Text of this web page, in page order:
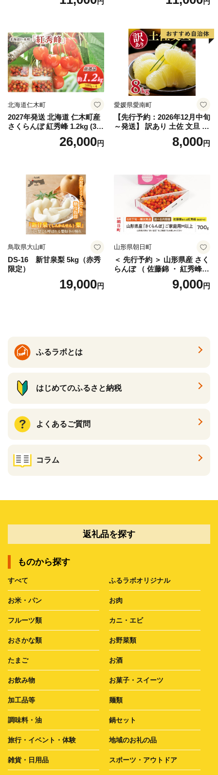
（2房～3房）※沖縄・離島配
笛吹市 山梨県 フルーツ 果物
ぶどう 葡萄 大粒 シャインマ
スカット おすすめ シャイン
マスカット 贈答 ギフト 産地
笛吹市 シャインマスカット
笛吹 葡萄 国産 ぶどう 人気
国産 1.2kg 先行｜
北海道仁木町
2027年発送 北海道 仁木町産
さくらんぼ 紅秀峰 1.2kg (300
g×4パック) Lサイズ以上 旬
桜桃 産地直送 サクランボ チ
26,000円
愛媛県愛南町
【先行予約：2026年12月中旬
～発送】 訳あり 土佐 文旦 8k
g (Mサイズ以上サイズミック
ス) 8000円 わけあり ぶんた
産 農家直送 期間限定 特産品
サイズミックス くらもとフ
ァーム 愛南町 愛媛県
8,000円
鳥取県大山町
DS-16 新甘泉梨 5kg（赤秀
限定）
19,000円
山形県朝日町
＜ 先行予約 ＞ 山形県産 さく
らんぼ （ 佐藤錦 ・ 紅秀峰
） ご家庭用 M以上 700g 【20
26年6月下旬から7月上旬発
9,000円
ふるラボとは
はじめてのふるさと納税
よくあるご質問
コラム
返礼品を探す
ものから探す
すべて ふるラボオリジナル
お米・パン お肉
フルーツ類 カニ・エビ
おさかな類 お野菜類
たまご お酒
お飲み物 お菓子・スイーツ
加工品等 麺類
調味料・油 鍋セット
旅行・イベント・体験 地域のお礼の品
雑貨・日用品 スポーツ・アウトドア